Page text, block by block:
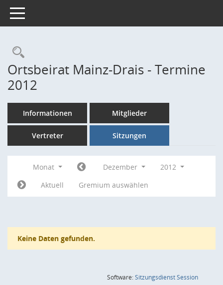
Toggle navigation
Rechercheauswahl
Ortsbeirat Mainz-Drais - Termine
2012
Informationen Mitglieder
Vertreter Sitzungen
Monat Dezember
2012
Aktuell
Gremium auswählen
Keine Daten gefunden.
Software:SitzungsdienstSession(Wird in